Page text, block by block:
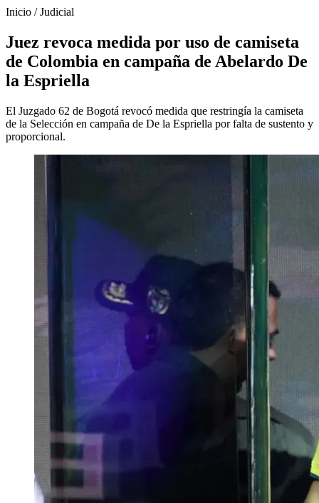
Inicio /Judicial
Juez revoca medida por uso de camiseta
de Colombia en campaña de Abelardo De
la Espriella
El Juzgado 62 de Bogotá revocó medida que restringía la camiseta
de la Selección en campaña de De la Espriella por falta de sustento y
proporcional.